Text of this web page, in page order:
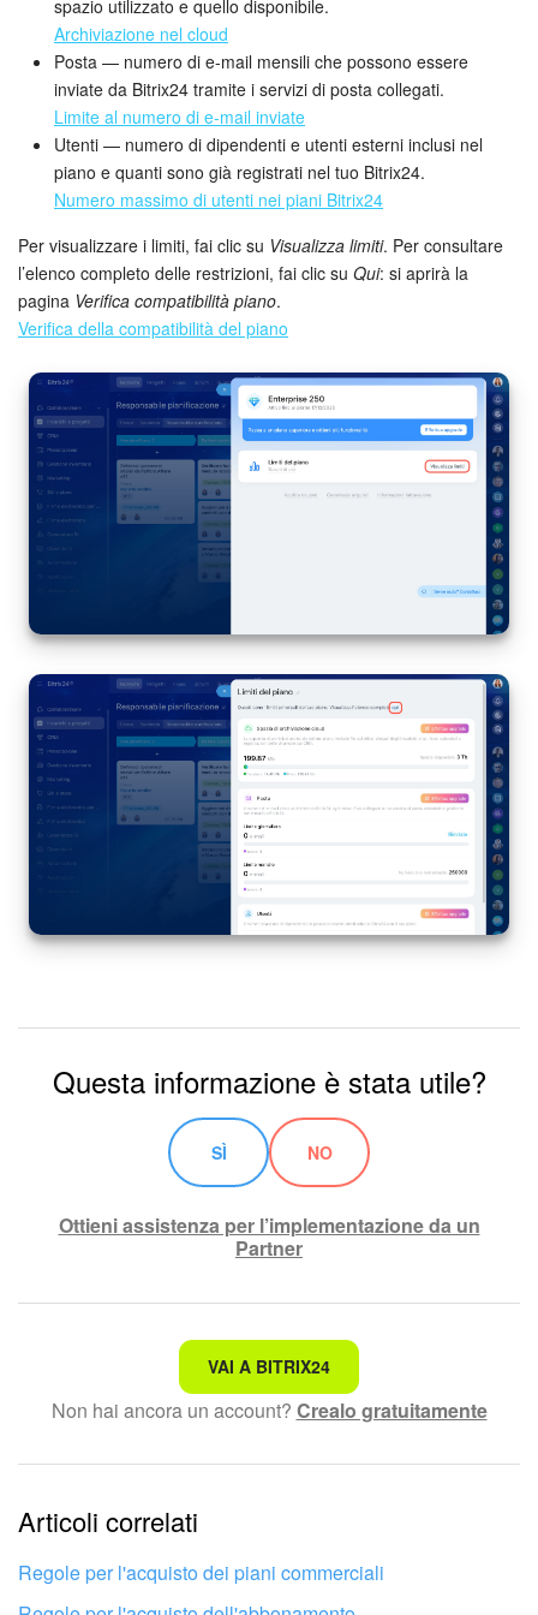
Marketing
Gestione inventario
Telefonia
Impostazioni
Enterprise
Bitrix24 On-Premise
Bitrix24 Messenger
Domande generali
spazio utilizzato e quello disponibile.
Archiviazione nel cloud
Posta — numero di e-mail mensili che possono essere
inviate da Bitrix24 tramite i servizi di posta collegati.
Limite al numero di e-mail inviate
Utenti — numero di dipendenti e utenti esterni inclusi nel
piano e quanti sono già registrati nel tuo Bitrix24.
Numero massimo di utenti nei piani Bitrix24
Per visualizzare i limiti, fai clic su Visualizza limiti. Per consultare
l’elenco completo delle restrizioni, fai clic su Qui: si aprirà la
pagina Verifica compatibilità piano.
Verifica della compatibilità del piano
Questa informazione è stata utile?
SÌ NO
Ottieni assistenza per l’implementazione da un
Partner
Non è quello che sto cercando.
Testo complesso e incomprensibile
Le informazioni sono obsolete.
Troppo breve, ho bisogno di maggiori informazioni.
Non mi soddisfa come funziona questo strumento
VAI A BITRIX24
Non hai ancora un account? Crealo gratuitamente
Articoli correlati
Regole per l'acquisto dei piani commerciali